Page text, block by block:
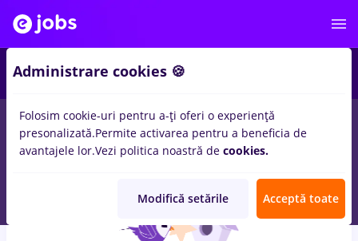
locuri de muncaPart timeinRemote (de acasa)
StudentinTransport / Distributie, Medicina / Sanatate
Administrare cookies 🍪
Folosim cookie-uri pentru a-ți oferi o experiență
presonalizată.Permite activarea pentru a beneficia de
avantajele lor.Vezi politica noastră de cookies.
Modifică setările Acceptă toate